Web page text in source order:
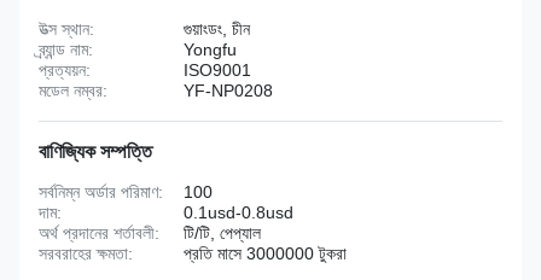
উত্স স্থান:
গুয়াংডং, চীন
ব্র্যান্ড নাম:
Yongfu
প্রত্যয়ন:
ISO9001
মডেল নম্বর:
YF-NP0208
বাণিজ্যিক সম্পত্তি
সর্বনিম্ন অর্ডার পরিমাণ:
100
দাম:
0.1usd-0.8usd
অর্থ প্রদানের শর্তাবলী:
টি/টি, পেপ্যাল
সরবরাহের ক্ষমতা:
প্রতি মাসে 3000000 টুকরা